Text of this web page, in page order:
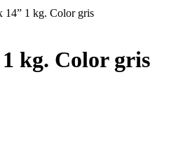
14” 1 kg. Color gris
1 kg. Color gris